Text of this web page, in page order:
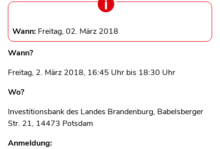
Wann: Freitag, 02. März 2018
Wann?
Freitag, 2. März 2018, 16:45 Uhr bis 18:30 Uhr
Wo?
Investitionsbank des Landes Brandenburg, Babelsberger
Str. 21, 14473 Potsdam
Anmeldung: